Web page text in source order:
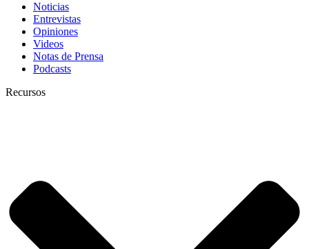
Noticias
Entrevistas
Opiniones
Videos
Notas de Prensa
Podcasts
Recursos